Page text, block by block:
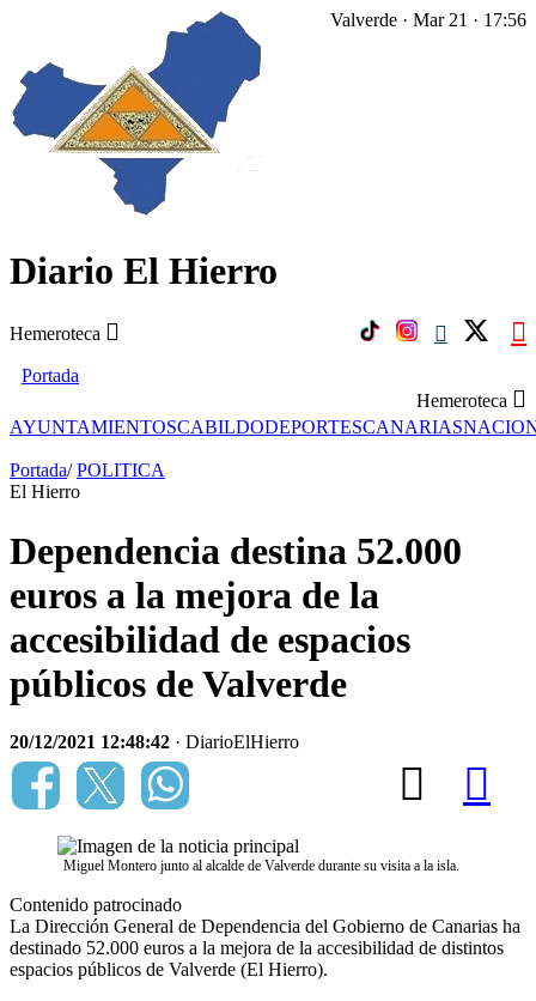
Diario El Hierro
Hemeroteca
Valverde · Mar 21 · 17:56
Portada
Hemeroteca
AYUNTAMIENTOSCABILDODEPORTESCANARIAS
Portada/ POLITICA
El Hierro
Dependencia destina 52.000
euros a la mejora de la
accesibilidad de espacios
públicos de Valverde
20/12/2021 12:48:42 · DiarioElHierro
Miguel Montero junto al alcalde de Valverde durante su visita a la isla.
Contenido patrocinado
La Dirección General de Dependencia del Gobierno de Canarias ha
destinado 52.000 euros a la mejora de la accesibilidad de distintos
espacios públicos de Valverde (El Hierro).